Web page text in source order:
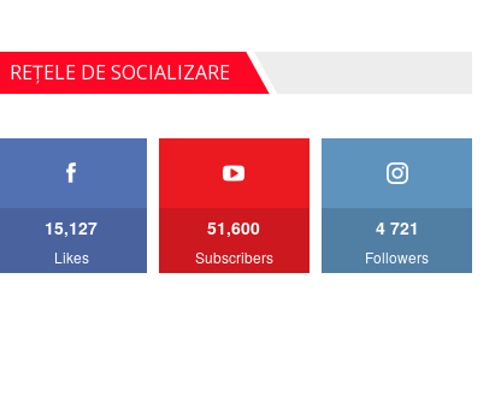
5
Noul Mercedes-Benz S-Class facelift (S 580
4MATIC V223) / Test Drive AutoBlog.MD
27:33
AutoBlog.MD
REȚELE DE SOCIALIZARE
15,127
Likes
51,600
Subscribers
4 721
Followers